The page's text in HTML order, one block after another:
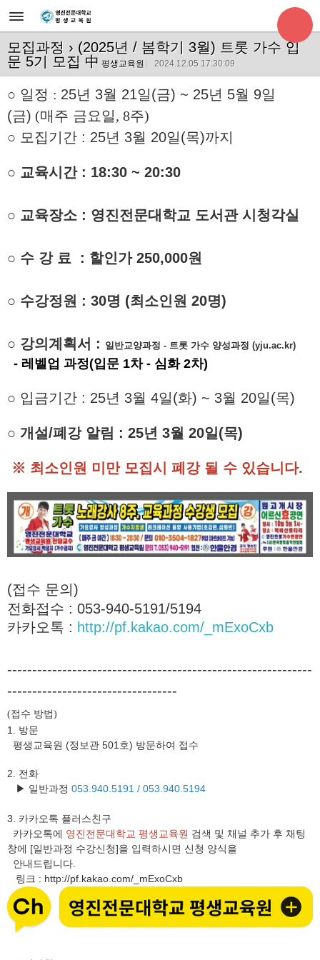
모집과정 › (2025년 / 봄학기 3월) 트롯 가수 입
문 5기 모집 中 평생교육원 2024.12.05 17:30:09
○ 일정 : 25년 3월 21일(금) ~ 25년 5월 9일
(금) (매주 금요일, 8주)
○ 모집기간 : 25년 3월 20일(목)까지
○ 교육시간 : 18:30 ~ 20:30
○ 교육장소 : 영진전문대학교 도서관 시청각실
○ 수 강 료 : 할인가 250,000원
○ 수강정원 : 30명 (최소인원 20명)
○ 강의계획서 : 일반교양과정 - 트롯 가수 양성과정 (yju.ac.kr)
- 레벨업 과정(입문 1차 - 심화 2차)
○ 입금기간 : 25년 3월 4일(화) ~ 3월 20일(목)
○ 개설/폐강 알림 : 25년 3월 20일(목)
※ 최소인원 미만 모집시 폐강 될 수 있습니다.
(접수 문의)
전화접수 : 053-940-5191/5194
카카오톡 : http://pf.kakao.com/_mExoCxb
-------------------------------------------------------------
----------------------------------
(접수 방법)
1. 방문
평생교육원 (정보관 501호) 방문하여 접수
2. 전화
▶ 일반과정 053.940.5191 / 053.940.5194
3. 카카오톡 플러스친구
카카오톡에 영진전문대학교 평생교육원 검색 및 채널 추가 후 채팅
창에 [일반과정 수강신청]을 입력하시면 신청 양식을
안내드립니다.
링크 : http://pf.kakao.com/_mExoCxb